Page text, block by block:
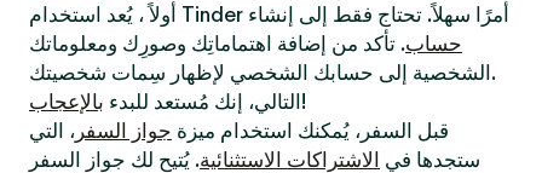
أولاً ، يُعد استخدام Tinder أمرًا سهلاً. تحتاج فقط إلى إنشاء
حساب. تأكد من إضافة اهتماماتِك وصورِك ومعلوماتك
الشخصية إلى حسابك الشخصي لإظهار سِمات شخصيتك.
التالي، إنك مُستعد للبدء بالإعجاب
!
قبل السفر، يُمكنك استخدام ميزة جواز السفر ، التي
ستجدها في الاشتراكات الاستثنائية. يُتيح لك جواز السفر